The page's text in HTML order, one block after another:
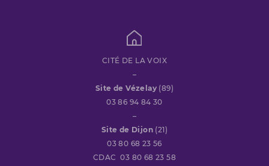
CITÉ DE LA VOIX
–
Site de Vézelay (89)
03 86 94 84 30
–
Site de Dijon (21)
03 80 68 23 56
CDAC 03 80 68 23 58